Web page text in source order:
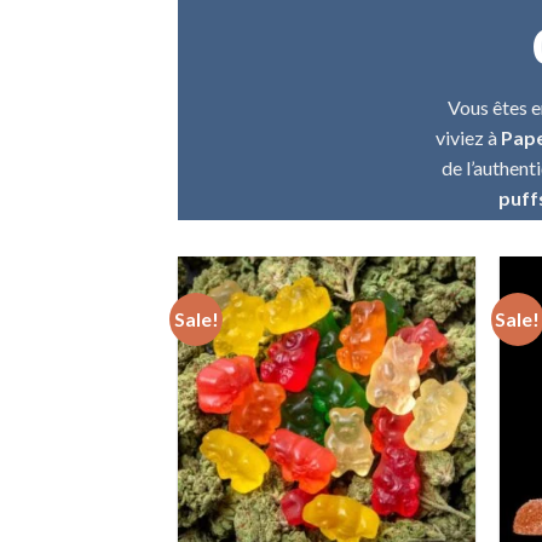
Vous êtes
viviez à
de
Sale!
Add to wishlist
Sale!